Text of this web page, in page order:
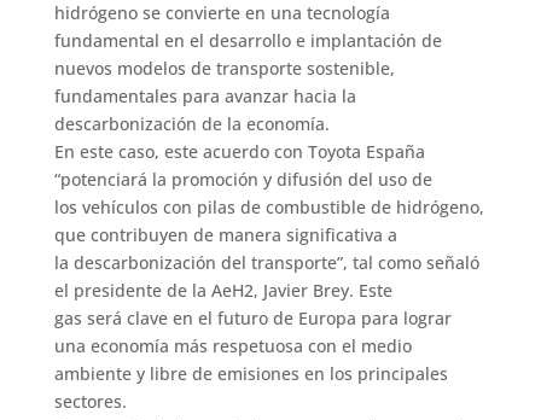
hidrógeno se convierte en una tecnología
fundamental en el desarrollo e implantación de
nuevos modelos de transporte sostenible,
fundamentales para avanzar hacia la
descarbonización de la economía.
En este caso, este acuerdo con Toyota España
“potenciará la promoción y difusión del uso de
los vehículos con pilas de combustible de hidrógeno,
que contribuyen de manera significativa a
la descarbonización del transporte”, tal como señaló
el presidente de la AeH2, Javier Brey. Este
gas será clave en el futuro de Europa para lograr
una economía más respetuosa con el medio
ambiente y libre de emisiones en los principales
sectores.